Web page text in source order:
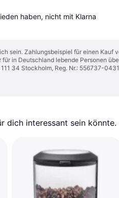
haben, nicht mit Klarna
sein. Zahlungsbeispiel für einen
in Deutschland lebende Personen
34 Stockholm, Reg. Nr.: 556737-
dich interessant sein könnte.